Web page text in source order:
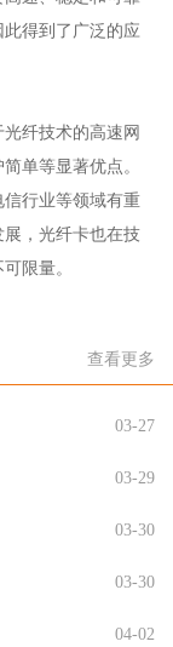
得到了广泛的应
纤技术的高速网
单等显著优点。
行业等领域有重
，光纤卡也在技
限量。
查看更多
03-27
03-29
03-30
03-30
04-02